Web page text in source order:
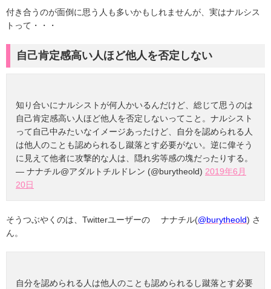
付き合うのが面倒に思う人も多いかもしれませんが、実はナルシス
トって・・・
自己肯定感高い人ほど他人を否定しない
知り合いにナルシストが何人かいるんだけど、総じて思うのは
自己肯定感高い人ほど他人を否定しないってこと。ナルシスト
って自己中みたいなイメージあったけど、自分を認められる人
は他人のことも認められるし蹴落とす必要がない。逆に偉そう
に見えて他者に攻撃的な人は、隠れ劣等感の塊だったりする。
— ナナチル@アダルトチルドレン (@burytheold) 2019年6月
20日
そうつぶやくのは、Twitterユーザーの ナナチル(@burytheold) さ
ん。
自分を認められる人は他人のことも認められるし蹴落とす必要